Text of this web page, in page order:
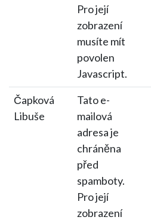
Pro její
zobrazení
musíte mít
povolen
Javascript.
Čapková
Libuše
Tato e-
mailová
adresa je
chráněna
před
spamboty.
Pro její
zobrazení